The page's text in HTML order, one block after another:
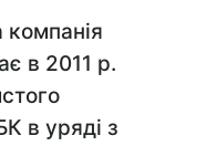
компанія
в 2011 р.
в уряді з